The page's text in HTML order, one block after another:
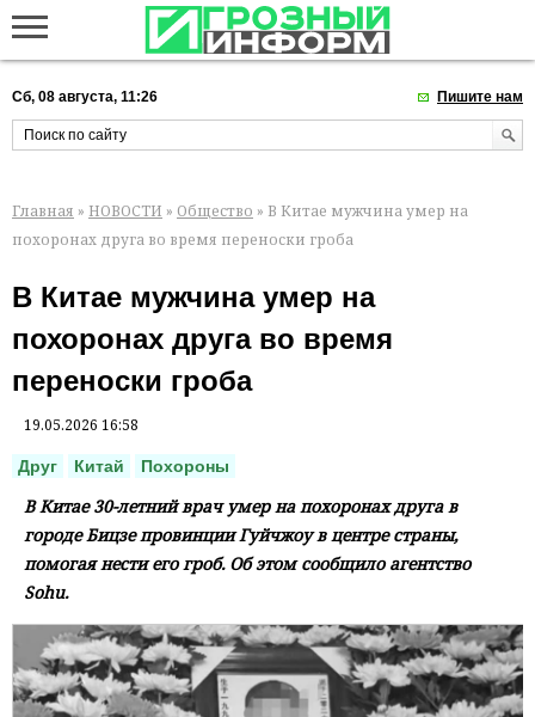
Сб, 08 августа, 11:26 Пишите нам
Главная » НОВОСТИ » Общество » В Китае мужчина умер на
похоронах друга во время переноски гроба
В Китае мужчина умер на
похоронах друга во время
переноски гроба
19.05.2026 16:58
Друг Китай Похороны
В Китае 30-летний врач умер на похоронах друга в
городе Бицзе провинции Гуйчжоу в центре страны,
помогая нести его гроб. Об этом сообщило агентство
Sohu.